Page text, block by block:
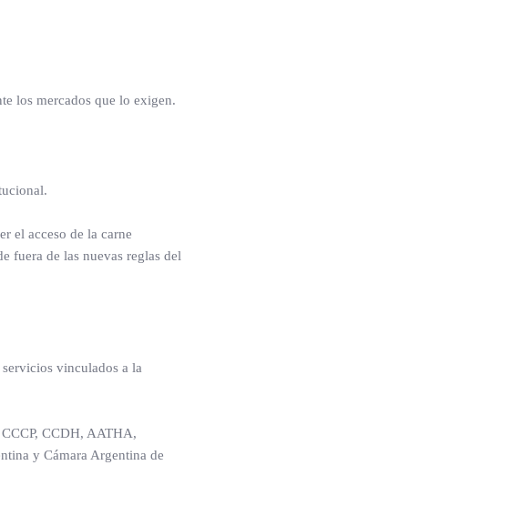
los mercados que lo exigen.
el acceso de la carne
fuera de las nuevas reglas del
vinculados a la
CCDH, AATHA,
y Cámara Argentina de